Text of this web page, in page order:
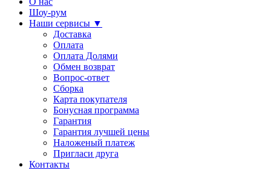
Шоу-рум
Наши сервисы ▼
Доставка
Оплата
Оплата Долями
Обмен возврат
Вопрос-ответ
Сборка
Карта покупателя
Бонусная программа
Гарантия
Гарантия лучшей цены
Наложеный платеж
Пригласи друга
Контакты